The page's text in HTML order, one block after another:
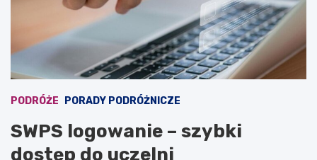
PODRÓŻE PORADY PODRÓŻNICZE
SWPS logowanie – szybki
dostęp do uczelni